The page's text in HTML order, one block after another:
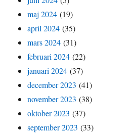
maj 2024 (19)
april 2024 (35)
mars 2024 (31)
februari 2024 (22)
januari 2024 (37)
december 2023 (41)
november 2023 (38)
oktober 2023 (37)
september 2023 (33)